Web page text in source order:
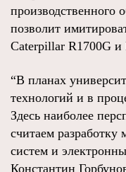
производственного
позволит
Caterpillar R1700G и
“В планах
технологий и в
Здесь наиболее
считаем
систем и
Константин